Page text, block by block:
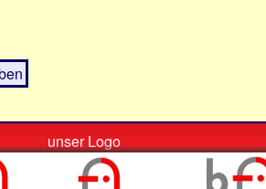
unser Logo